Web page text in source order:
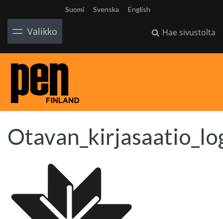
Suomi Svenska English
Valikko Hae sivustolta